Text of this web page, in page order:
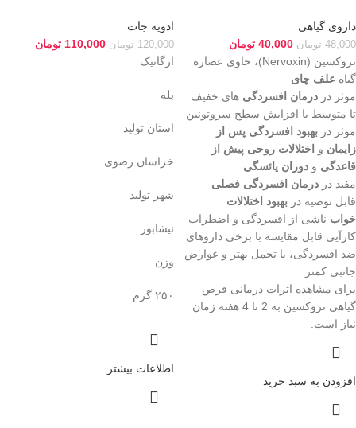
داروی گیاهی
48,000 تومان 40,000 تومان
نروکسین (Nervoxin)، حاوی عصاره
گیاه علف چای
موثر در درمان افسردگی های خفیف
تا متوسط با افزایش سطح سروتونین
موثر در بهبود افسردگی پس از
زایمان و
اختلالات روحی پیش از
قاعدگی و دوران یائسگی
مفید در درمان افسردگی فصلی
قابل توصیه در بهبود اختلالات
خواب ناشی از افسردگی و اضطراب
کارآیی قابل مقایسه با برخی داروهای
ضد افسردگی، با تحمل بهتر و عوارض
جانبی کمتر
برای مشاهده اثرات درمانی قرص
گیاهی نروکسین به 2 تا 4 هفته زمان
نیاز است.
افزودن به سبد خرید
ادویه جات
120,000 تومان 110,000 تومان
ارگانیک
بله
استان تولید
خراسان رضوی
شهر تولید
نیشابور
وزن
۲۵۰ گرم
اطلاعات بیشتر